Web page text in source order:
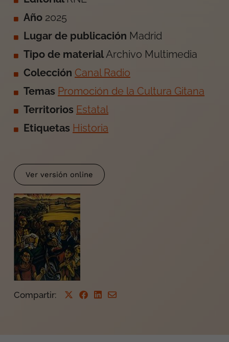
Año 2025
Lugar de publicación Madrid
Tipo de material Archivo Multimedia
Colección Canal Radio
Temas Promoción de la Cultura Gitana
Territorios Estatal
Etiquetas Historia
Ver versión online
Compartir: